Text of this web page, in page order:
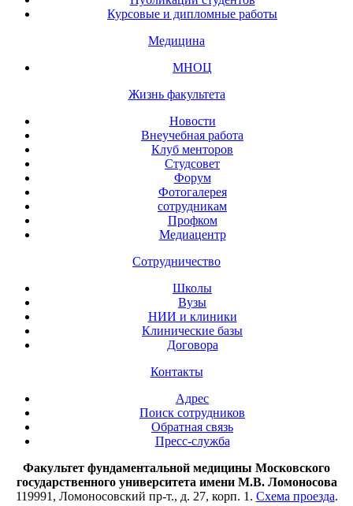
Курсовые и дипломные работы
Медицина
МНОЦ
Жизнь факультета
Новости
Внеучебная работа
Клуб менторов
Студсовет
Форум
Фотогалерея
сотрудникам
Профком
Медиацентр
Сотрудничество
Школы
Вузы
НИИ и клиники
Клинические базы
Договора
Контакты
Адрес
Поиск сотрудников
Обратная связь
Пресс-служба
Факультет фундаментальной медицины Московского
государственного университета имени М.В. Ломоносова
119991, Ломоносовский пр-т., д. 27, корп. 1. Схема проезда.